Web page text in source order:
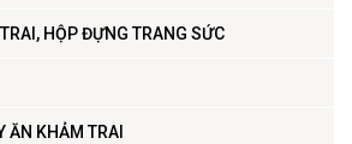
HỘP ĐỰNG TRANG SỨC
ĂN KHẢM TRAI